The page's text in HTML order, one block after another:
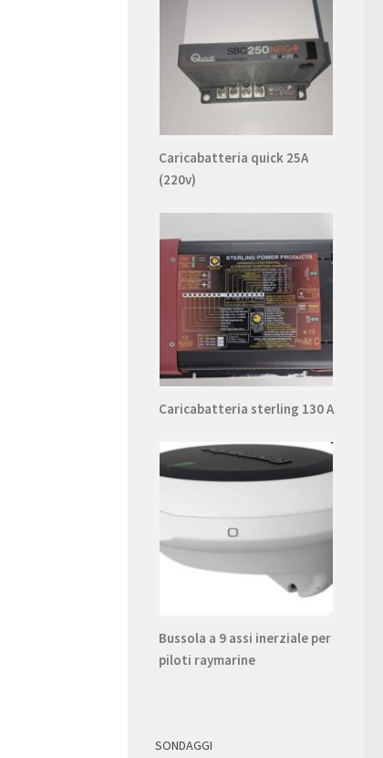
Caricabatteria quick 25A
(220v)
Caricabatteria sterling 130 A
Bussola a 9 assi inerziale per
piloti raymarine
SONDAGGI